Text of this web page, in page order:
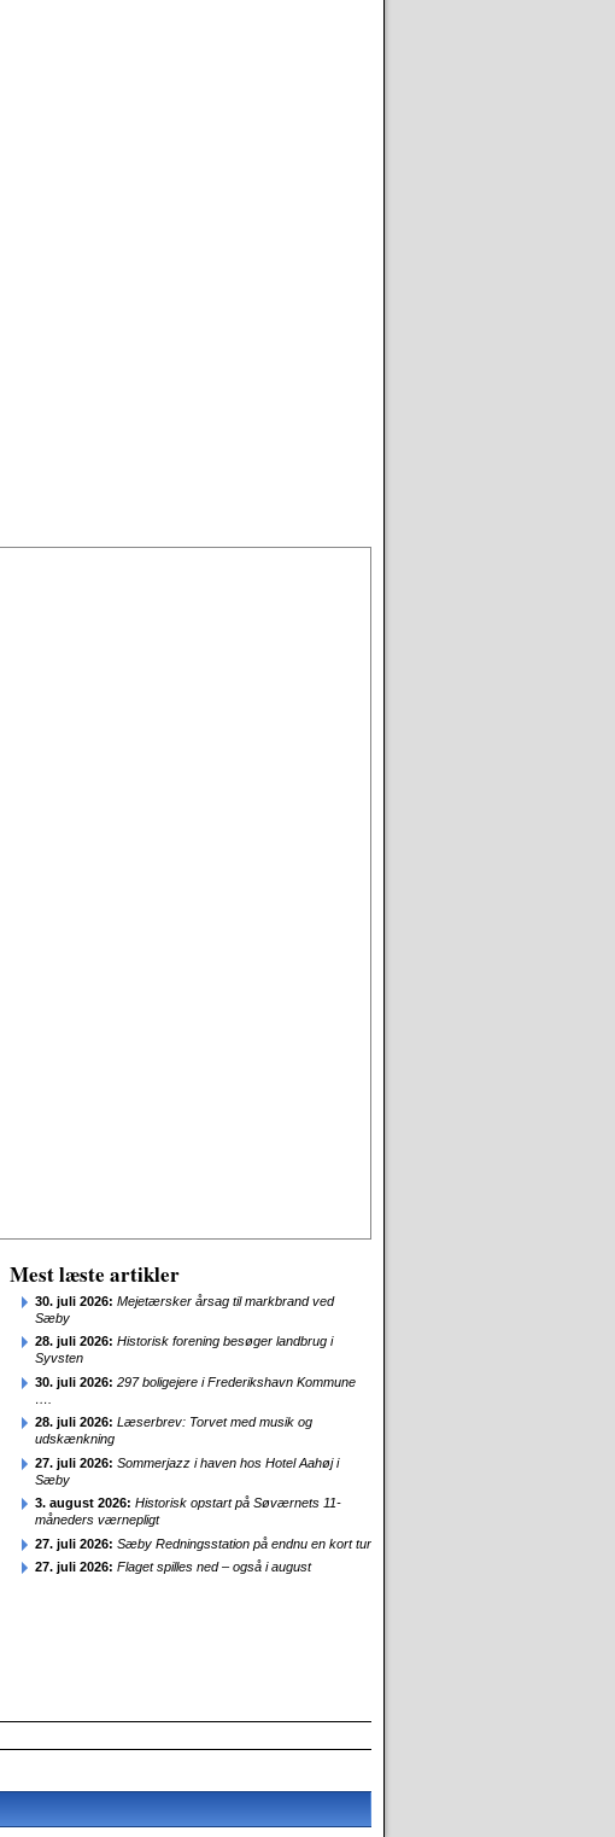
Mest læste artikler
30. juli 2026: Mejetærsker årsag til markbrand ved
Sæby
28. juli 2026: Historisk forening besøger landbrug i
Syvsten
30. juli 2026: 297 boligejere i Frederikshavn Kommune
….
28. juli 2026: Læserbrev: Torvet med musik og
udskænkning
27. juli 2026: Sommerjazz i haven hos Hotel Aahøj i
Sæby
3. august 2026: Historisk opstart på Søværnets 11-
måneders værnepligt
27. juli 2026: Sæby Redningsstation på endnu en kort tur
27. juli 2026: Flaget spilles ned – også i august